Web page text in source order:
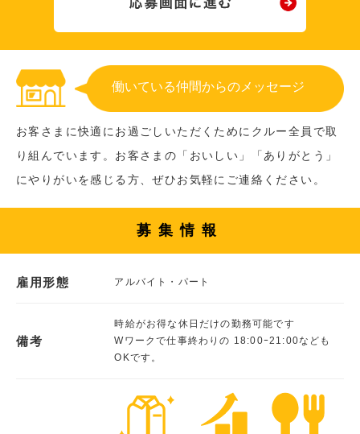
働いている仲間からのメッセージ
お客さまに快適にお過ごしいただくためにクルー全員で取
り組んでいます。お客さまの「おいしい」「ありがとう」
にやりがいを感じる方、ぜひお気軽にご連絡ください。
募集情報
雇用形態 アルバイト・パート
備考
時給がお得な休日だけの勤務可能です
Wワークで仕事終わりの 18:00ｰ21:00なども
OKです。